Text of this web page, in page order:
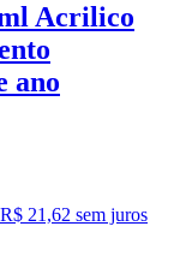
Acrilico
ano
R$ 21,62 sem juros